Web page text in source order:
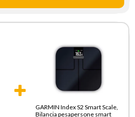
GARMIN Index S2 Smart Scale,
Bilancia pesapersone smart